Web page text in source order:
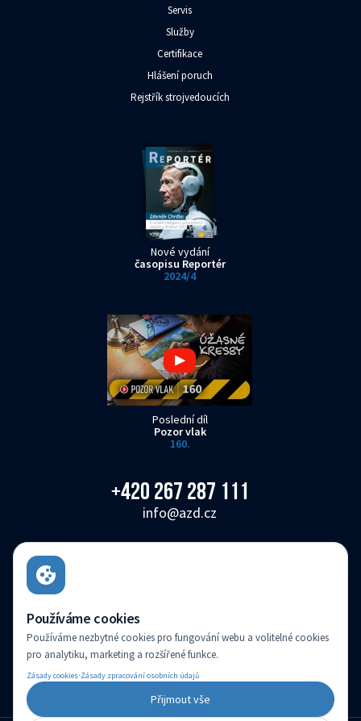
Používáme cookies
Používáme nezbytné cookies pro fungování webu a volitelné cookies
pro analytiku, marketing a rozšířené funkce.
Zásady cookies·Zásady zpracování osobních údajů
Přijmout vše
Servis
Služby
Certifikace
Hlášení poruch
Rejstřík strojvedoucích
Nové vydání
časopisu Reportér
2024/4
Poslední díl
Pozor vlak
160.
+420 267 287 111
info@azd.cz
AŽD Praha s.r.o. je zapsaná v obchodním rejstříku vedeném Městským soudem v
Praze pod sp. zn.: C 14616
(c) Created by